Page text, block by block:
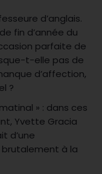
d’anglais.
fin d’année du
parfaite de
t-elle pas de
d’affection,
?
» : dans ces
Yvette Gracia
d’une
à la